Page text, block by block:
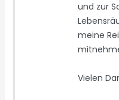
und zur
meine
Vielen